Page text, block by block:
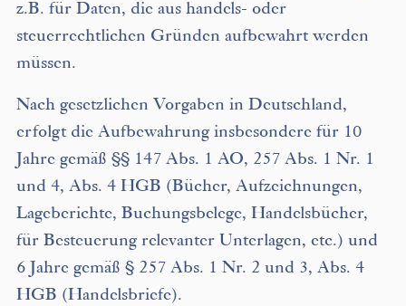
z.B. für Daten, die aus handels- oder
steuerrechtlichen Gründen aufbewahrt werden
müssen.
Nach gesetzlichen Vorgaben in Deutschland,
erfolgt die Aufbewahrung insbesondere für 10
Jahre gemäß §§ 147 Abs. 1 AO, 257 Abs. 1 Nr. 1
und 4, Abs. 4 HGB (Bücher, Aufzeichnungen,
Lageberichte, Buchungsbelege, Handelsbücher,
für Besteuerung relevanter Unterlagen, etc.) und
6 Jahre gemäß § 257 Abs. 1 Nr. 2 und 3, Abs. 4
HGB (Handelsbriefe).